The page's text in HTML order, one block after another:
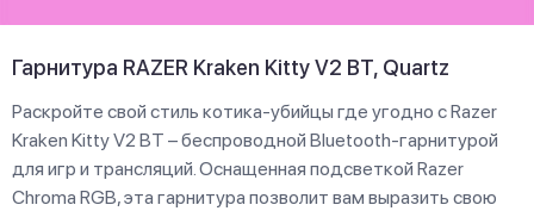
Гарнитура RAZER Kraken Kitty V2 BT, Quartz
Раскройте свой стиль котика-убийцы где угодно с Razer
Kraken Kitty V2 BT – беспроводной Bluetooth-гарнитурой
для игр и трансляций. Оснащенная подсветкой Razer
Chroma RGB, эта гарнитура позволит вам выразить свою